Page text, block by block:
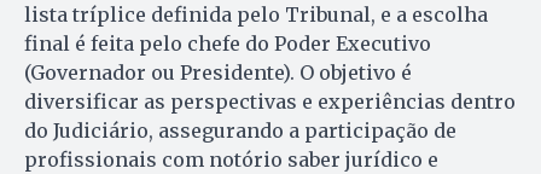
lista tríplice definida pelo Tribunal, e a escolha
final é feita pelo chefe do Poder Executivo
(Governador ou Presidente). O objetivo é
diversificar as perspectivas e experiências dentro
do Judiciário, assegurando a participação de
profissionais com notório saber jurídico e